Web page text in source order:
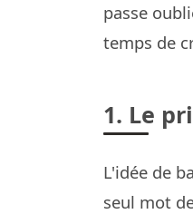
passe
temps de
1. Le
L'idée de
seul mot